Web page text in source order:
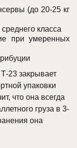
(до 20-25 кг
класса
при умеренных
23 закрывает
упаковки
что она всегда
груза в 3-
она